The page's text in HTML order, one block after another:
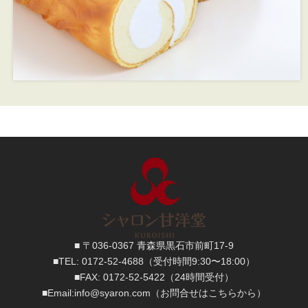
■ 〒036-0367 青森県黒石市前町17-9
■TEL: 0172-52-4688 （受付時間9:30〜18:00）
■FAX: 0172-52-5422 （24時間受付）
■Email:info@syaron.com （お問合せはこちらから）